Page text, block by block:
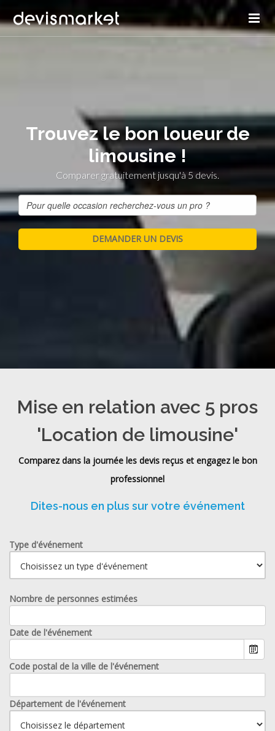
Trouvez le bon loueur de
limousine !
Comparer gratuitement jusqu'à 5 devis.
Mise en relation avec 5 pros
'Location de limousine'
Comparez dans la journée les devis reçus et engagez le bon
professionnel
Dites-nous en plus sur votre événement
Type d'événement
Nombre de personnes estimées
Date de l'événement
Code postal de la ville de l'événement
Département de l'événement